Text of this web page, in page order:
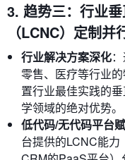
3. 趋势三：行业
（LCNC）定制并
行业解决方案深化
零售、医疗等行业
置行业最佳实践的
学领域的绝对优势。
低代码/无代码平台
台提供的LCNC能